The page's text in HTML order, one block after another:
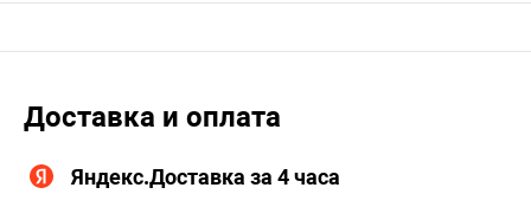
Доставка и оплата
Яндекс.Доставка за 4 часа